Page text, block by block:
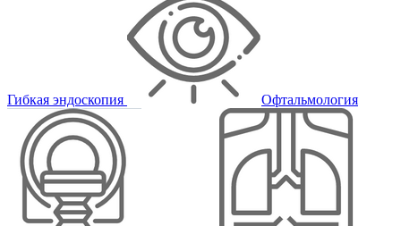
Гибкая эндоскопия Офтальмология